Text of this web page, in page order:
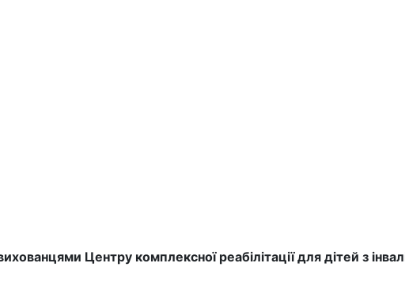
Центру комплексної реабілітації для дітей з